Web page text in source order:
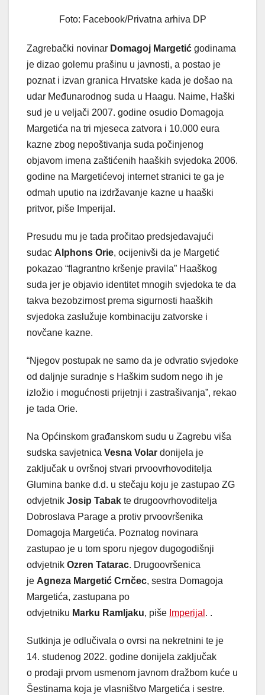
Foto: Facebook/Privatna arhiva DP
Zagrebački novinar Domagoj Margetić godinama
je dizao golemu prašinu u javnosti, a postao je
poznat i izvan granica Hrvatske kada je došao na
udar Međunarodnog suda u Haagu. Naime, Haški
sud je u veljači 2007. godine osudio Domagoja
Margetića na tri mjeseca zatvora i 10.000 eura
kazne zbog nepoštivanja suda počinjenog
objavom imena zaštićenih haaških svjedoka 2006.
godine na Margetićevoj internet stranici te ga je
odmah uputio na izdržavanje kazne u haaški
pritvor, piše Imperijal.
Presudu mu je tada pročitao predsjedavajući
sudac Alphons Orie, ocijenivši da je Margetić
pokazao “flagrantno kršenje pravila” Haaškog
suda jer je objavio identitet mnogih svjedoka te da
takva bezobzirnost prema sigurnosti haaških
svjedoka zaslužuje kombinaciju zatvorske i
novčane kazne.
“Njegov postupak ne samo da je odvratio svjedoke
od daljnje suradnje s Haškim sudom nego ih je
izložio i mogućnosti prijetnji i zastrašivanja”, rekao
je tada Orie.
Na Općinskom građanskom sudu u Zagrebu viša
sudska savjetnica Vesna Volar donijela je
zaključak u ovršnoj stvari prvoovrhovoditelja
Glumina banke d.d. u stečaju koju je zastupao ZG
odvjetnik Josip Tabak te drugoovrhovoditelja
Dobroslava Parage a protiv prvoovršenika
Domagoja Margetića. Poznatog novinara
zastupao je u tom sporu njegov dugogodišnji
odvjetnik Ozren Tatarac. Drugoovršenica
je Agneza Margetić Crnčec, sestra Domagoja
Margetića, zastupana po
odvjetniku Marku Ramljaku, piše Imperijal . .
Sutkinja je odlučivala o ovrsi na nekretnini te je
14. studenog 2022. godine donijela zaključak
o prodaji prvom usmenom javnom dražbom kuće u
Šestinama koja je vlasništvo Margetića i sestre.